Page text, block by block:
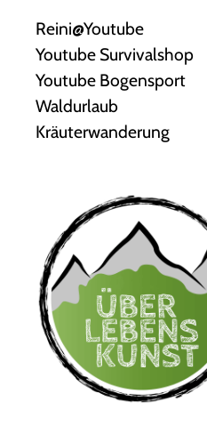
Reini@Youtube
Youtube Survivalshop
Youtube Bogensport
Waldurlaub
Kräuterwanderung